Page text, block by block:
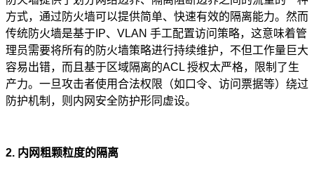
方式，通过防火墙可以提供简单、快速有效的隔离能力。然而
传统防火墙是基于IP、VLAN 手工配置访问策略，这意味着管
理员需要将所有的防火墙策略进行持续维护，不但工作量巨大
容易出错，而且基于区域隔离的ACL 授权太严格，限制了生
产力。一旦攻击者使用合法权限（如口令、访问票据等）绕过
防护机制，则内网安全防护形同虚设。
2. 内网粗颗粒度的隔离